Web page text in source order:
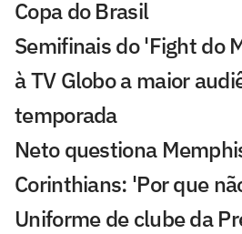
Copa do Brasil
Semifinais do 'Fight do
à TV Globo a maior
temporada
Neto questiona
Corinthians: 'Por que
Uniforme de clube da